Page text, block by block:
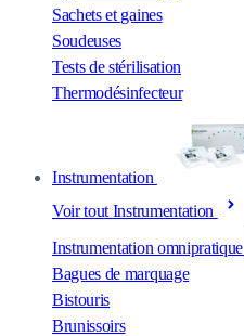
Sachets et gaines
Soudeuses
Tests de stérilisation
Thermodésinfecteur
Instrumentation
Voir tout Instrumentation
Instrumentation omnipratique
Bagues de marquage
Bistouris
Brunissoirs